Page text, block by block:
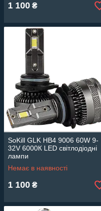
1 100 ₴
SoKill GLK HB4 9006 60W 9-
32V 6000К LED світлодіодні
лампи
Немає в наявності
1 100 ₴